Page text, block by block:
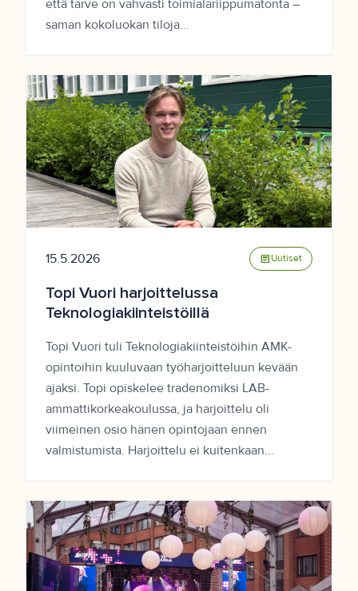
että tarve on vahvasti toimialariippumatonta –
saman kokoluokan tiloja...
15.5.2026 article Uutiset
Topi Vuori harjoittelussa
Teknologiakiinteistöillä
Topi Vuori tuli Teknologiakiinteistöihin AMK-
opintoihin kuuluvaan työharjoitteluun kevään
ajaksi. Topi opiskelee tradenomiksi LAB-
ammattikorkeakoulussa, ja harjoittelu oli
viimeinen osio hänen opintojaan ennen
valmistumista. Harjoittelu ei kuitenkaan...